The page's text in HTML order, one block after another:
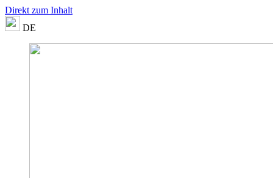
Direkt zum Inhalt
DE